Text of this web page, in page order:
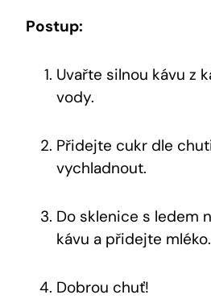
Postup:
Uvařte silnou kávu z
vody.
Přidejte cukr dle
vychladnout.
Do sklenice s ledem
kávu a přidejte mléko.
Dobrou chuť!